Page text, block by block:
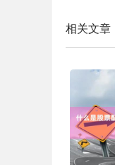
相关文章